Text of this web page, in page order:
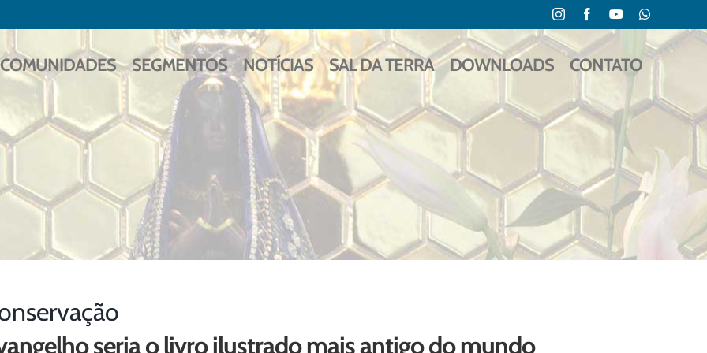
InstagramFacebookYouTubeWhatsApp
COMUNIDADES SEGMENTOS NOTÍCIAS SAL DA TERRA DOWNLOADS CONTATO
seria o livro ilustrado mais antigo do mundo